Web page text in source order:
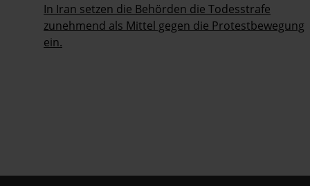
In Iran setzen die Behörden die Todesstrafe
zunehmend als Mittel gegen die Protestbewegung
ein.